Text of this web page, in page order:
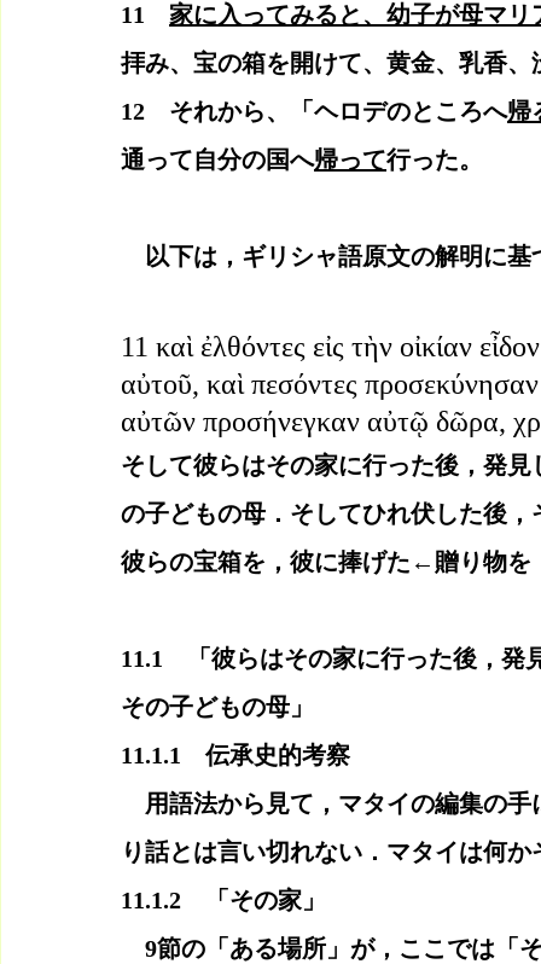
11 家に入ってみると、幼子が母マリ
拝み、宝の箱を開けて、黄金、乳香
12　それから、「ヘロデのところへ帰
通って自分の国へ帰って行った。
以下は，ギリシャ語原文の解明に基
11 καὶ ἐλθόντες εἰς τὴν οἰκίαν
αὐτοῦ, καὶ πεσόντες
αὐτῶν προσήνεγκαν αὐτῷ δῶρα,
そして彼らはその家に行った後，発
の子どもの母．そしてひれ伏した後
彼らの宝箱を，彼に捧げた←贈り物を
11.1　「彼らはその家に行った後，
その子どもの母」
11.1.1　伝承史的考察
用語法から見て，マタイの編集の手
り話とは言い切れない．マタイは何
11.1.2　「その家」
9節の「ある場所」が，ここでは「